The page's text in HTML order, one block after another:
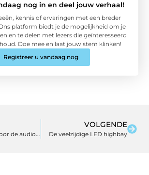
nog in en deel jouw verhaal!
kennis of ervaringen met een breder
platform biedt je de mogelijkheid om je
en te delen met lezers die geïnteresseerd
Doe mee en laat jouw stem klinken!
Registreer u vandaag nog
Autospeakers voor de audiofiel: de beste keuzes voor geluidsliefhebbers
VOLGENDE
De veelzijdige LED highbay